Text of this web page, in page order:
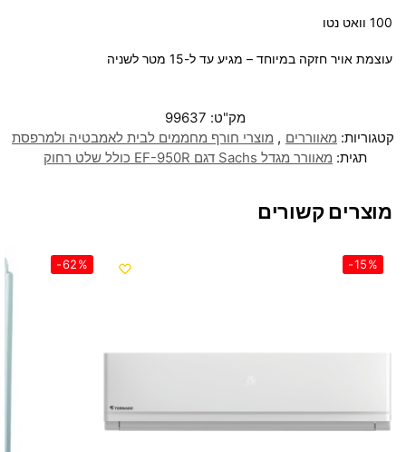
100 וואט נטו
עוצמת אויר חזקה במיוחד – מגיע עד ל-15 מטר לשניה
מק"ט: 99637
קטגוריות: מאווררים , מוצרי חורף מחממים לבית לאמבטיה ולמרפסת
תגית: מאוורר מגדל Sachs דגם EF-950R כולל שלט רחוק
מוצרים קשורים
-15%
-62%